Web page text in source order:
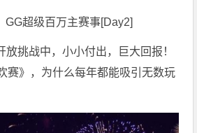
GG超级百万主赛事[Day2]
放挑战中，小小付出，巨大回报！
赛》，为什么每年都能吸引无数玩